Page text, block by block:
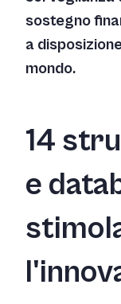
sostegno
a
mondo.
14
e